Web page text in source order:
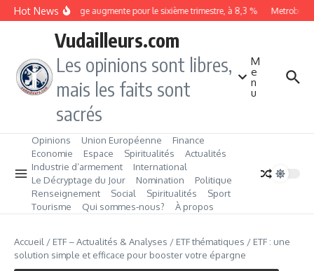
Aller au contenu
Hot NewsLe chômage augmente pour le sixième trimestre, à 8,3 % Metrobus
Vudailleurs.com
Les opinions sont libres,
mais les faits sont
sacrés
M
e
n
u
Opinions Union Européenne
Finance
Economie
Espace Spiritualités
Actualités
Industrie d’armement
International
Le Décryptage du Jour
Nomination
Politique
Renseignement
Social Spiritualités
Sport
Tourisme
Qui sommes‑nous? À propos
Accueil / ETF – Actualités & Analyses / ETF thématiques / ETF : une
solution simple et efficace pour booster votre épargne